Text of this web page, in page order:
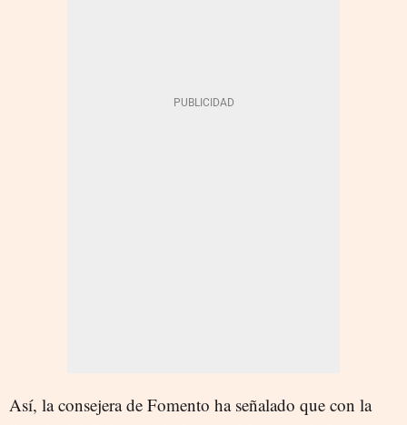
Así, la consejera de Fomento ha señalado que con la